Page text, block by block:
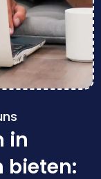
in
bieten: